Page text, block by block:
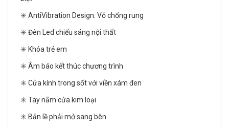
✳️ AntiVibration Design: Vỏ chống rung
✳️ Đèn Led chiếu sáng nội thất
✳️ Khóa trẻ em
✳️ Âm báo kết thúc chương trình
✳️ Cửa kính trong sốt với viền xám đen
✳️ Tay nắm cửa kim loại
✳️ Bản lề phải mở sang bên